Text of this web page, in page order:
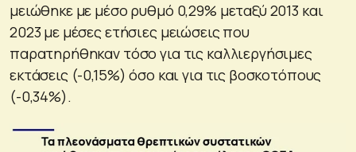
μειώθηκε με μέσο ρυθμό 0,29% μεταξύ 2013 και
2023 με μέσες ετήσιες μειώσεις που
παρατηρήθηκαν τόσο για τις καλλιεργήσιμες
εκτάσεις (-0,15%) όσο και για τις βοσκοτόπους
(-0,34%).